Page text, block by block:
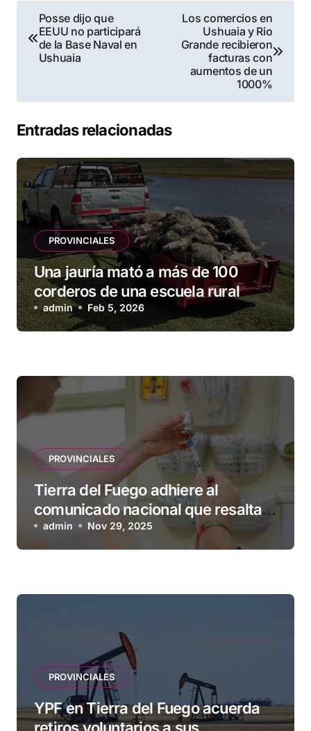
Navegación
de
Posse dijo que
EEUU no participará
de la Base Naval en
Ushuaia
Los comercios en
Ushuaia y Rio
Grande recibieron
facturas con
aumentos de un
1000%
Entradas relacionadas
PROVINCIALES
Una jauría mató a más de 100
corderos de una escuela rural
admin Feb 5, 2026
PROVINCIALES
Tierra del Fuego adhiere al
comunicado nacional que resalta
la seguridad y eficacia de las
vacunas
admin Nov 29, 2025
PROVINCIALES
YPF en Tierra del Fuego acuerda